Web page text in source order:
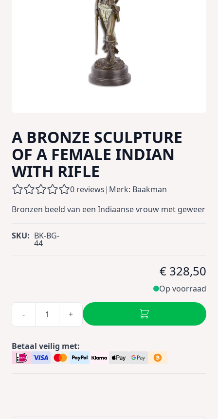
A BRONZE SCULPTURE
OF A FEMALE INDIAN
WITH RIFLE
0 reviews| Merk: Baakman
Bronzen beeld van een Indiaanse vrouw met geweer
SKU: BK-BG-
44
€ 328,50
Op voorraad
- +
Betaal veilig met: